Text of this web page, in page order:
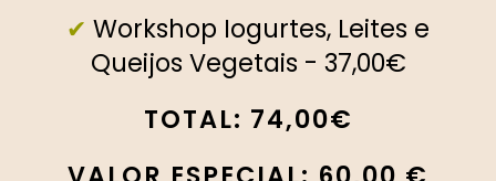
✔ Workshop Iogurtes, Leites e
Queijos Vegetais - 37,00€
TOTAL: 74,00€